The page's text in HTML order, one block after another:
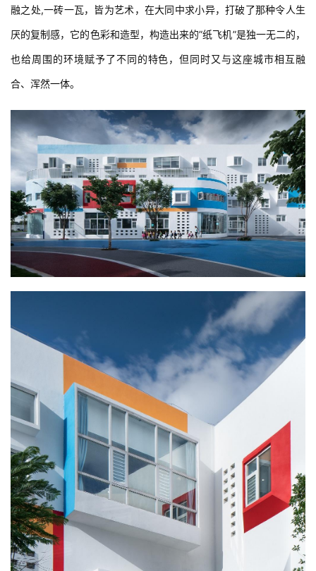
融之处,一砖一瓦，皆为艺术，在大同中求小异，打破了那种令人生
厌的复制感，它的色彩和造型，构造出来的”纸飞机”是独一无二的，
也给周围的环境赋予了不同的特色，但同时又与这座城市相互融
合、浑然一体。